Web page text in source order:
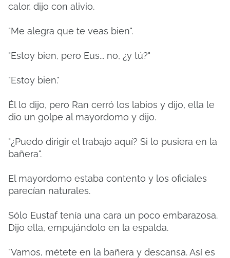
calor, dijo con alivio.
"Me alegra que te veas bien".
"Estoy bien, pero Eus... no, ¿y tú?"
"Estoy bien."
Él lo dijo, pero Ran cerró los labios y dijo, ella le
dio un golpe al mayordomo y dijo.
"¿Puedo dirigir el trabajo aquí? Si lo pusiera en la
bañera".
El mayordomo estaba contento y los oficiales
parecían naturales.
Sólo Eustaf tenía una cara un poco embarazosa.
Dijo ella, empujándolo en la espalda.
"Vamos, métete en la bañera y descansa. Así es